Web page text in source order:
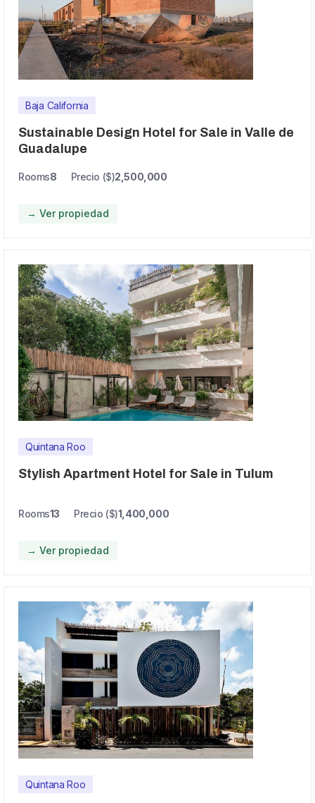
Baja California
Sustainable Design Hotel for Sale in Valle de
Guadalupe
Rooms8 Precio ($)2,500,000
→ Ver propiedad
Quintana Roo
Stylish Apartment Hotel for Sale in Tulum
Rooms13 Precio ($)1,400,000
→ Ver propiedad
Quintana Roo